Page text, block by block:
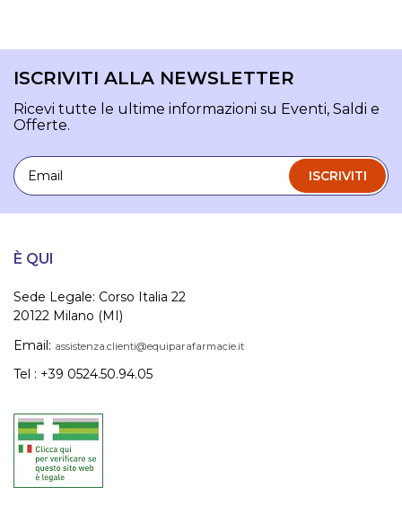
ISCRIVITI ALLA NEWSLETTER
Ricevi tutte le ultime informazioni su Eventi, Saldi e
Offerte.
Email
ISCRIVITI
È QUI
Sede Legale: Corso Italia 22
20122 Milano (MI)
Email: assistenza.clienti@equiparafarmacie.it
Tel : +39 0524.50.94.05